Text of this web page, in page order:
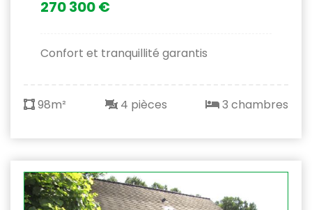
270 300 €
Confort et tranquillité garantis
98m² 4 pièces 3 chambres